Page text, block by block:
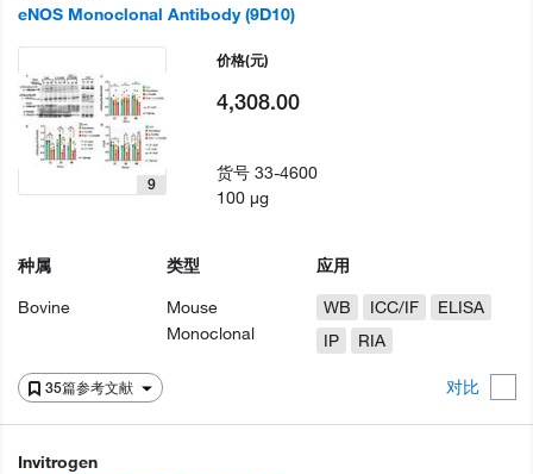
eNOS Monoclonal Antibody (9D10)
35篇参考文献 对比
9
种属
Bovine
类型
Mouse
Monoclonal
应用
WB
ICC/IF
ELISA
IP
RIA
价格(元)
4,308.00
货号33-4600
100 µg
Invitrogen